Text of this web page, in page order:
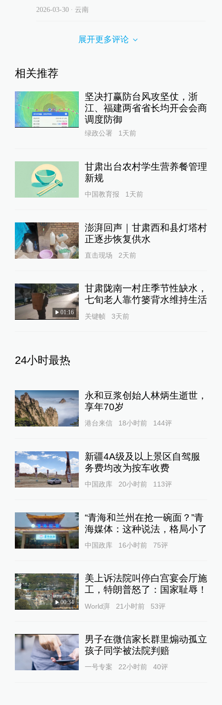
2026-03-30∙ 云南
展开更多评论
相关推荐
坚决打赢防台风攻坚仗，浙
江、福建两省省长均开会会商
调度防御
绿政公署 1天前
甘肃出台农村学生营养餐管理
新规
中国教育报 1天前
澎湃回声｜甘肃西和县灯塔村
正逐步恢复供水
直击现场 2天前
01:16
甘肃陇南一村庄季节性缺水，
七旬老人靠竹篓背水维持生活
关键帧 3天前
24小时最热
永和豆浆创始人林炳生逝世，
享年70岁
港台来信 18小时前 144评
新疆4A级及以上景区自驾服
务费均改为按车收费
中国政库 20小时前 113评
“青海和兰州在抢一碗面？”青
海媒体：这种说法，格局小了
中国政库 16小时前 75评
00:34
美上诉法院叫停白宫宴会厅施
工，特朗普怒了：国家耻辱！
World湃 21小时前 53评
男子在微信家长群里煽动孤立
孩子同学被法院判赔
一号专案 22小时前 40评